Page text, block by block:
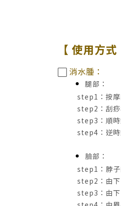
【 使用方
⬜ 消水腫：
腿部：
step1：按摩
step2：刮痧
step3：順時
step4：逆時
臉部：
step1：脖子
step2：由下
step3：由下